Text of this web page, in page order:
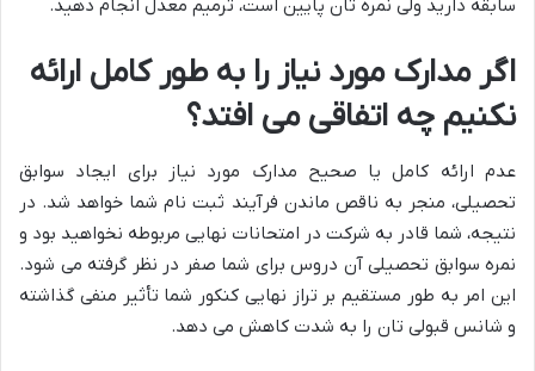
سابقه دارید ولی نمره تان پایین است، ترمیم معدل انجام دهید.
اگر مدارک مورد نیاز را به طور کامل ارائه
نکنیم چه اتفاقی می افتد؟
عدم ارائه کامل یا صحیح مدارک مورد نیاز برای ایجاد سوابق
تحصیلی، منجر به ناقص ماندن فرآیند ثبت نام شما خواهد شد. در
نتیجه، شما قادر به شرکت در امتحانات نهایی مربوطه نخواهید بود و
نمره سوابق تحصیلی آن دروس برای شما صفر در نظر گرفته می شود.
این امر به طور مستقیم بر تراز نهایی کنکور شما تأثیر منفی گذاشته
و شانس قبولی تان را به شدت کاهش می دهد.